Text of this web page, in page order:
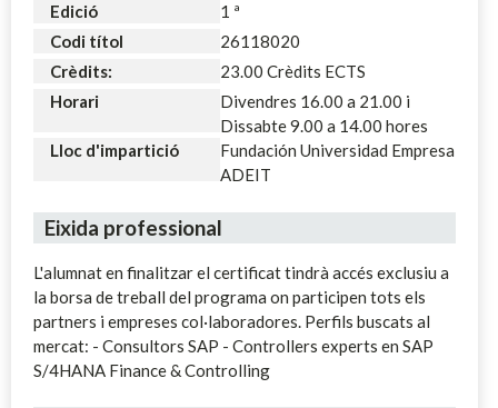
Edició
1 ª
Codi títol
26118020
Crèdits:
23.00 Crèdits ECTS
Horari
Divendres 16.00 a 21.00 i
Dissabte 9.00 a 14.00 hores
Lloc d'impartició
Fundación Universidad Empresa
ADEIT
Eixida professional
L'alumnat en finalitzar el certificat tindrà accés exclusiu a
la borsa de treball del programa on participen tots els
partners i empreses col·laboradores. Perfils buscats al
mercat: - Consultors SAP - Controllers experts en SAP
S/4HANA Finance & Controlling